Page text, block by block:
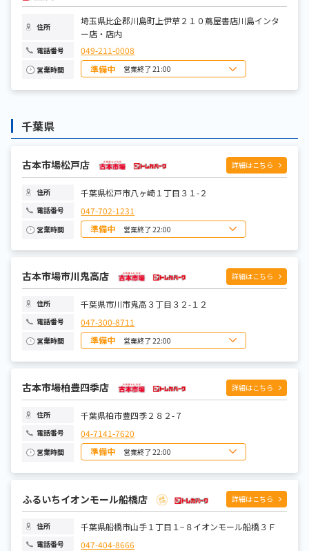
土曜日 8:00～22:00
住所
埼玉県比企郡川島町上伊草２１０蔦屋書店川島インタ
ー店・店内
電話番号 049-211-0008
営業時間 準備中 営業終了 21:00
日曜日 9:00～21:00
土曜日 9:00～21:00
千葉県
古本市場松戸店 詳細はこちら
住所 千葉県松戸市八ヶ崎１丁目３１-２
電話番号 047-702-1231
営業時間 準備中 営業終了 22:00
日曜日 10:00~22:00
月曜日
水曜日 10:00~22:00
木曜日 10:00~22:00
金曜日
土曜日 10:00~22:00
古本市場市川鬼高店 詳細はこちら
住所 千葉県市川市鬼高３丁目３２-１２
電話番号 047-300-8711
営業時間 準備中 営業終了 22:00
日曜日 10:00~22:00
月曜日
水曜日 10:00~22:00
木曜日 10:00~22:00
金曜日
土曜日 10:00~22:00
古本市場柏豊四季店 詳細はこちら
住所 千葉県柏市豊四季２８２-７
電話番号 04-7141-7620
営業時間 準備中 営業終了 22:00
日曜日 10:00~22:00
月曜日
水曜日 10:00~22:00
木曜日 10:00~22:00
金曜日
土曜日 10:00~22:00
ふるいちイオンモール船橋店 詳細はこちら
住所 千葉県船橋市山手１丁目１−８イオンモール船橋３Ｆ
電話番号 047-404-8666